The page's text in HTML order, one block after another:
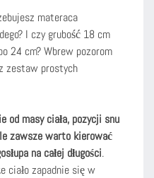
materaca
I czy grubość 18 cm
24 cm? Wbrew pozorom
zestaw prostych
od masy ciała, pozycji snu
zawsze warto kierować
na całej długości.
ciało zapadnie się w